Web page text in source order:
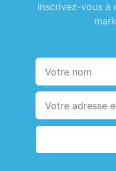
Inscrivez-vous à